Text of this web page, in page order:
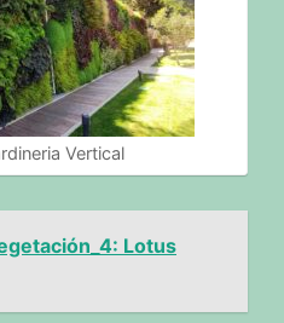
Vertical
Lotus